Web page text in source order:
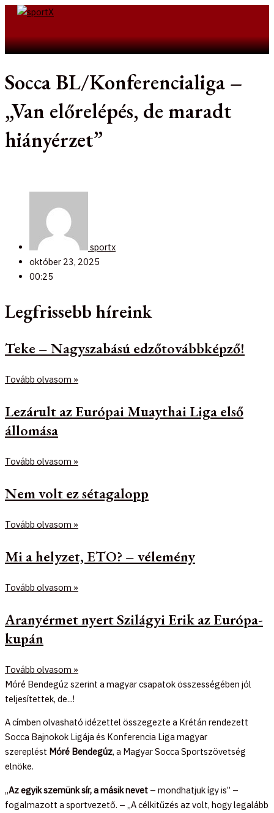
Skip
Socca BL/Konferencialiga –
„Van előrelépés, de maradt
hiányérzet”
sportx
október 23, 2025
00:25
Legfrissebb híreink
Teke – Nagyszabású edzőtovábbképző!
Tovább olvasom »
Lezárult az Európai Muaythai Liga első
állomása
Tovább olvasom »
Nem volt ez sétagalopp
Tovább olvasom »
Mi a helyzet, ETO? – vélemény
Tovább olvasom »
Aranyérmet nyert Szilágyi Erik az Európa-
kupán
Tovább olvasom »
Móré Bendegúz szerint a magyar csapatok összességében jól
teljesítettek, de...!
A címben olvasható idézettel összegezte a Krétán rendezett
Socca Bajnokok Ligája és Konferencia Liga magyar
szereplést Móré Bendegúz, a Magyar Socca Sportszövetség
elnöke.
„Az egyik szemünk sír, a másik nevet – mondhatjuk így is” –
fogalmazott a sportvezető. – „A célkitűzés az volt, hogy legalább